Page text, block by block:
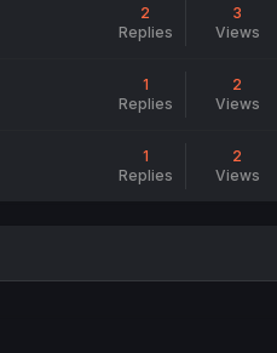
2
Replies
3
Views
1
Replies
2
Views
1
Replies
2
Views